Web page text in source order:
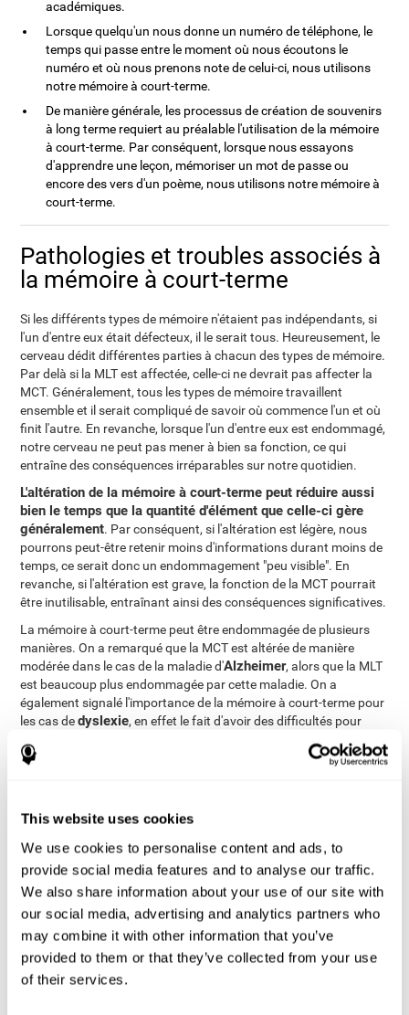
This website uses cookies
We use cookies to personalise content and ads, to
provide social media features and to analyse our traffic.
We also share information about your use of our site with
our social media, advertising and analytics partners who
may combine it with other information that you’ve
provided to them or that they’ve collected from your use
of their services.
académiques.
Lorsque quelqu'un nous donne un numéro de téléphone, le
temps qui passe entre le moment où nous écoutons le
numéro et où nous prenons note de celui-ci, nous utilisons
notre mémoire à court-terme.
De manière générale, les processus de création de souvenirs
à long terme requiert au préalable l'utilisation de la mémoire
à court-terme. Par conséquent, lorsque nous essayons
d'apprendre une leçon, mémoriser un mot de passe ou
encore des vers d'un poème, nous utilisons notre mémoire à
court-terme.
Pathologies et troubles associés à
la mémoire à court-terme
Si les différents types de mémoire n'étaient pas indépendants, si
l'un d'entre eux était défecteux, il le serait tous. Heureusement, le
cerveau dédit différentes parties à chacun des types de mémoire.
Par delà si la MLT est affectée, celle-ci ne devrait pas affecter la
MCT. Généralement, tous les types de mémoire travaillent
ensemble et il serait compliqué de savoir où commence l'un et où
finit l'autre. En revanche, lorsque l'un d'entre eux est endommagé,
notre cerveau ne peut pas mener à bien sa fonction, ce qui
entraîne des conséquences irréparables sur notre quotidien.
L'altération de la mémoire à court-terme peut réduire aussi
bien le temps que la quantité d'élément que celle-ci gère
généralement. Par conséquent, si l'altération est légère, nous
pourrons peut-être retenir moins d'informations durant moins de
temps, ce serait donc un endommagement "peu visible". En
revanche, si l'altération est grave, la fonction de la MCT pourrait
être inutilisable, entraînant ainsi des conséquences significatives.
La mémoire à court-terme peut être endommagée de plusieurs
manières. On a remarqué que la MCT est altérée de manière
modérée dans le cas de la maladie d'Alzheimer, alors que la MLT
est beaucoup plus endommagée par cette maladie. On a
également signalé l'importance de la mémoire à court-terme pour
les cas dedyslexie, en effet le fait d'avoir des difficultés pour
stocker des informations phonologiques peut engendrer des
problèmes pour apprendre à lire. Par ailleurs, la consommation
crânienpeut également altérer la mémoire à court-terme.
Comment pouvons-nous mesurer
et évaluer la mémoire à court-
terme?
La mémoire à court-terme intervient dans la majorité des activités
de notre quotidien. Le fait que nous puissions interagir
correctement avec les personnes qui nous entourent et notre